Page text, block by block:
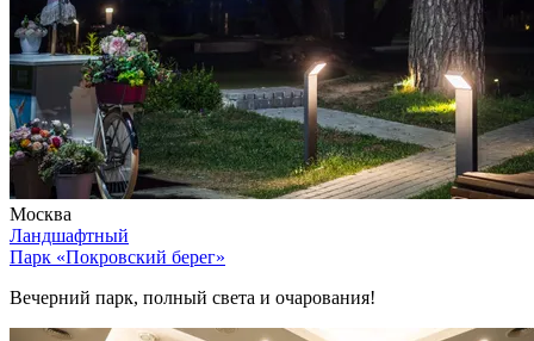
Москва
Ландшафтный
Парк «Покровский берег»
Вечерний парк, полный света и очарования!